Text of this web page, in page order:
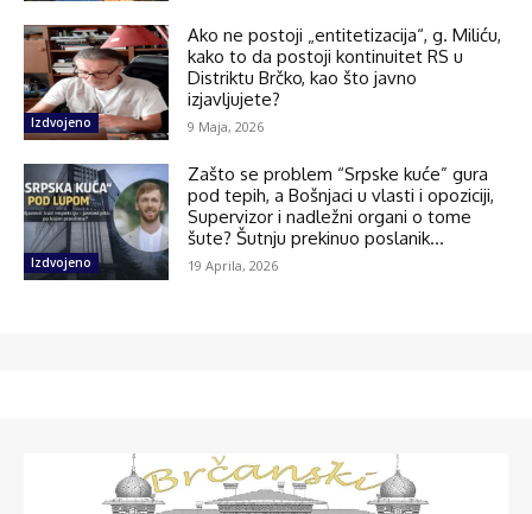
Izdvojeno
Ako ne postoji „entitetizacija“, g. Miliću,
kako to da postoji kontinuitet RS u
Distriktu Brčko, kao što javno
izjavljujete?
9 Maja, 2026
Izdvojeno
Zašto se problem “Srpske kuće” gura
pod tepih, a Bošnjaci u vlasti i opoziciji,
Supervizor i nadležni organi o tome
šute? Šutnju prekinuo poslanik...
19 Aprila, 2026